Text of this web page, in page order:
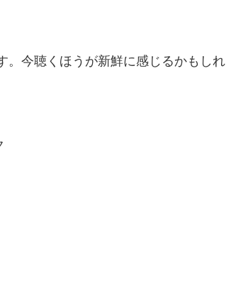
。今聴くほうが新鮮に感じるかもしれ